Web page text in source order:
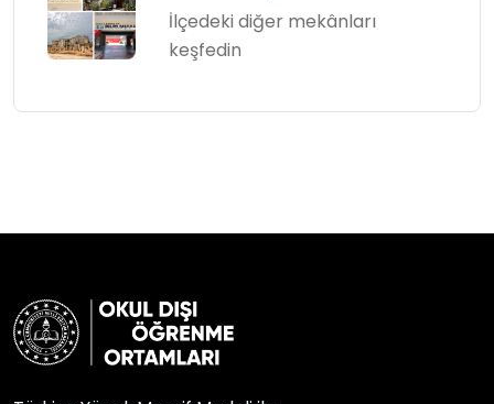
İlçedeki diğer mekânları
keşfedin